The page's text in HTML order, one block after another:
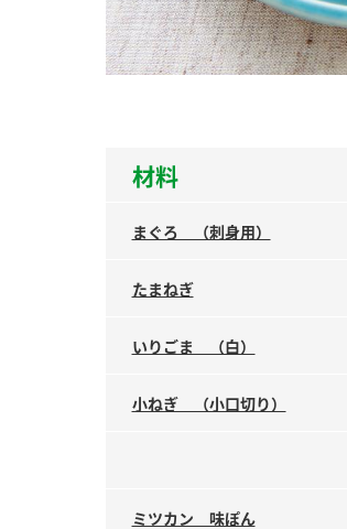
材料
まぐろ （刺身用）
たまねぎ
いりごま （白）
小ねぎ （小口切り）
ミツカン 味ぽん